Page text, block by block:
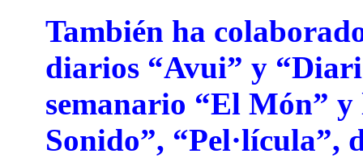
También ha
diarios “Avui” y
semanario “El Món” y
Sonido”, “Pel·lícula”,